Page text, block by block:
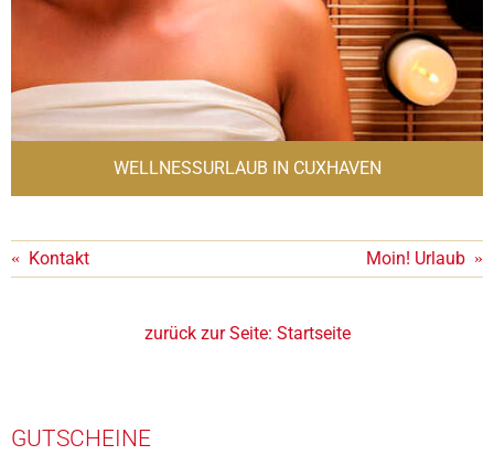
WELLNESSURLAUB IN CUXHAVEN
« Kontakt Moin! Urlaub »
zurück zur Seite: Startseite
GUTSCHEINE